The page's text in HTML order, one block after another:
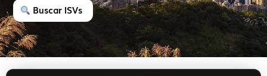
Buscar ISVs